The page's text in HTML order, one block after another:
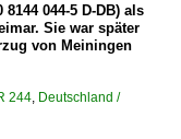
044-5 D-DB) als
Sie war später
von Meiningen
244, Deutschland /